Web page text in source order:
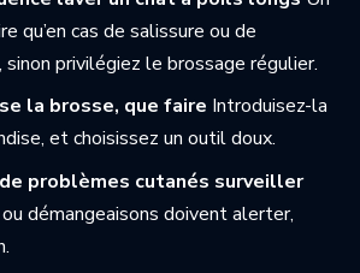
qu’en cas de salissure ou de
privilégiez le brossage régulier.
la brosse, que faire Introduisez-la
et choisissez un outil doux.
problèmes cutanés surveiller
démangeaisons doivent alerter,